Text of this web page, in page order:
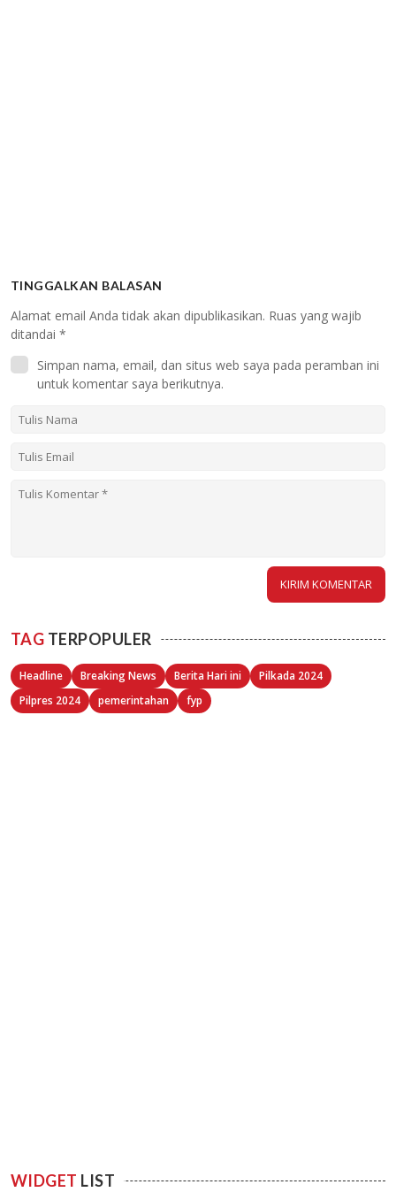
TINGGALKAN BALASAN
Alamat email Anda tidak akan dipublikasikan. Ruas yang wajib
ditandai *
Simpan nama, email, dan situs web saya pada peramban ini
untuk komentar saya berikutnya.
TAG TERPOPULER
Headline Breaking News Berita Hari ini
Pilkada 2024
Pilpres 2024
pemerintahan fyp
WIDGET LIST